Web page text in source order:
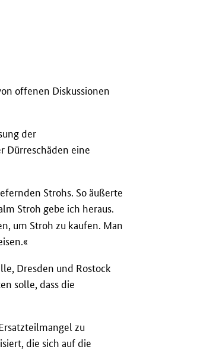
offenen Diskussionen
der
Dürreschäden eine
Strohs. So äußerte
Stroh gebe ich heraus.
um Stroh zu kaufen. Man
Dresden und Rostock
solle, dass die
zu
die sich auf die